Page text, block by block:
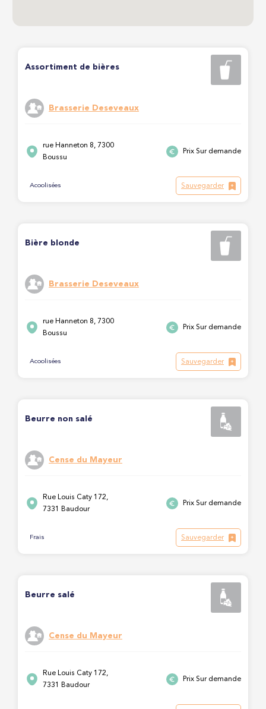
Assortiment de bières
Brasserie Deseveaux
rue Hanneton 8, 7300
Boussu
Prix Sur demande
Acoolisées Sauvegarder
Bière blonde
Brasserie Deseveaux
rue Hanneton 8, 7300
Boussu
Prix Sur demande
Acoolisées Sauvegarder
Beurre non salé
Cense du Mayeur
Rue Louis Caty 172,
7331 Baudour
Prix Sur demande
Frais Sauvegarder
Beurre salé
Cense du Mayeur
Rue Louis Caty 172,
7331 Baudour
Prix Sur demande